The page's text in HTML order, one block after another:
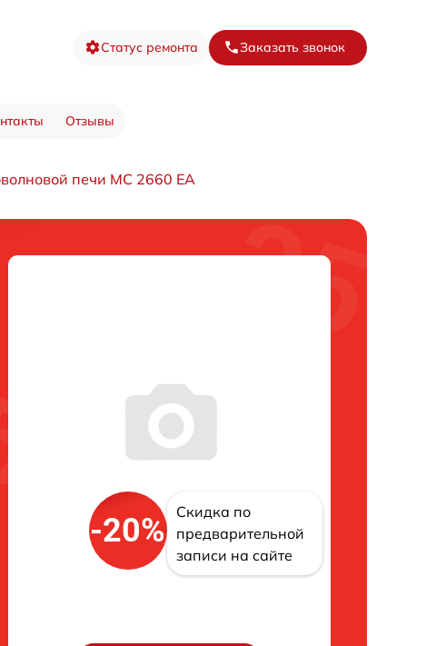
Статус ремонта Заказать звонок
Отзывы
печи MC 2660 EA
-20%
Скидка по
предварительной
записи на сайте